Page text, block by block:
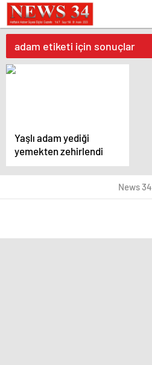
adam etiketi için sonuçlar
Yaşlı adam yediği
yemekten zehirlendi
News 34